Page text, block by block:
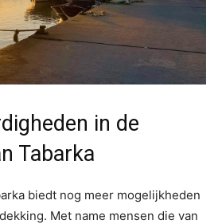
in de
Tabarka
biedt nog meer mogelijkheden
Met name mensen die van